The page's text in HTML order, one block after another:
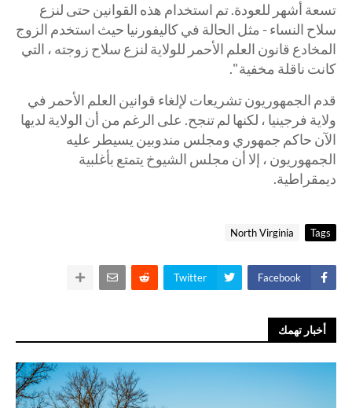
تسعة أشهر للعودة. تم استخدام هذه القوانين حتى لنزع
سلاح النساء - مثل الحالة في كاليفورنيا حيث استخدم الزوج
المخادع قانون العلم الأحمر للولاية لنزع سلاح زوجته ، التي
كانت ناقلة مخفية ".
قدم الجمهوريون تشريعات لإلغاء قوانين العلم الأحمر في
ولاية فرجينيا ، لكنها لم تنجح. على الرغم من أن الولاية لديها
الآن حاكم جمهوري ومجلس مندوبين يسيطر عليه
الجمهوريون ، إلا أن مجلس الشيوخ يتمتع بأغلبية
ديمقراطية.
Tags
North Virginia
Facebook
Twitter
أخبار تهمك